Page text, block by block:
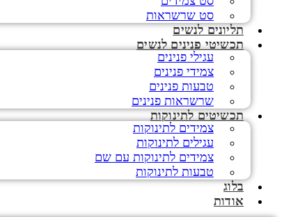
סט שרשראות
תליונים לנשים
תכשיטי פנינים לנשים
עגילי פנינים
צמידי פנינים
טבעות פנינים
שרשראות פנינים
תכשיטים לתינוקות
צמידים לתינוקות
עגילים לתינוקות
צמידים לתינוקות עם שם
טבעות לתינוקות
בלוג
אודות